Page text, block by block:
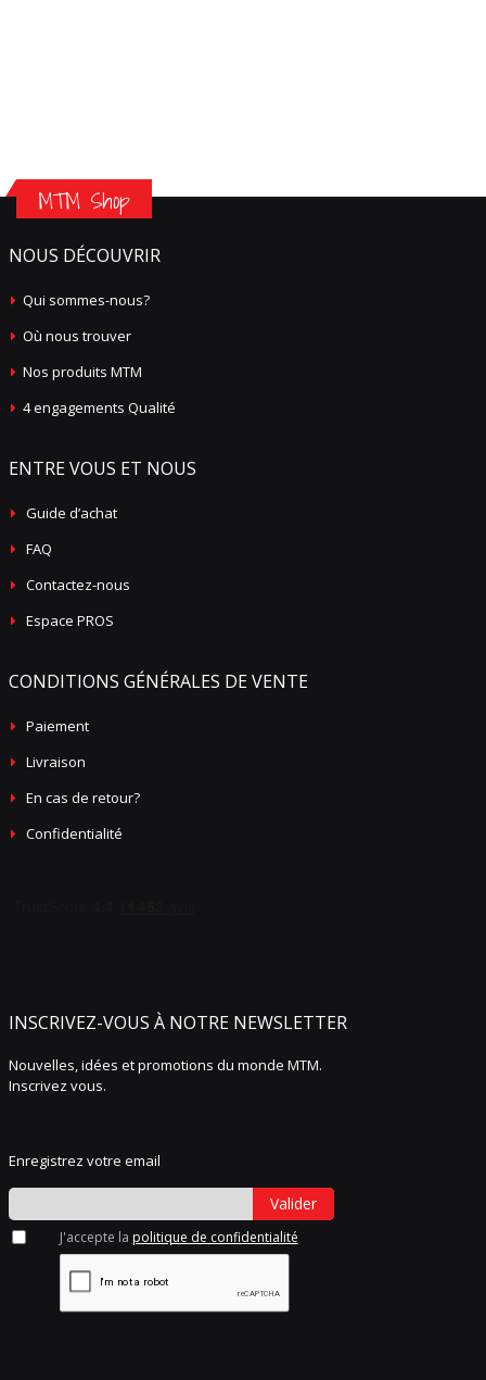
MTM Shop
NOUS DÉCOUVRIR
Qui sommes-nous?
Où nous trouver
Nos produits MTM
4 engagements Qualité
ENTRE VOUS ET NOUS
Guide d’achat
FAQ
Contactez-nous
Espace PROS
CONDITIONS GÉNÉRALES DE VENTE
Paiement
Livraison
En cas de retour?
Confidentialité
INSCRIVEZ-VOUS À NOTRE NEWSLETTER
Nouvelles, idées et promotions du monde MTM.
Inscrivez vous.
Enregistrez votre email
Valider
J'accepte la politique de confidentialité